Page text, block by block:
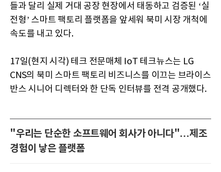
들과 달리 실제 거대 공장 현장에서 태동하고 검증된 ‘실
전형’ 스마트 팩토리 플랫폼을 앞세워 북미 시장 개척에
속도를 내고 있다.
17일(현지 시각) 테크 전문매체 IoT 테크뉴스는 LG
CNS의 북미 스마트 팩토리 비즈니스를 이끄는 브라이스
반스 시니어 디렉터와 한 단독 인터뷰를 전격 공개했다.
"우리는 단순한 소프트웨어 회사가 아니다"…제조
경험이 낳은 플랫폼